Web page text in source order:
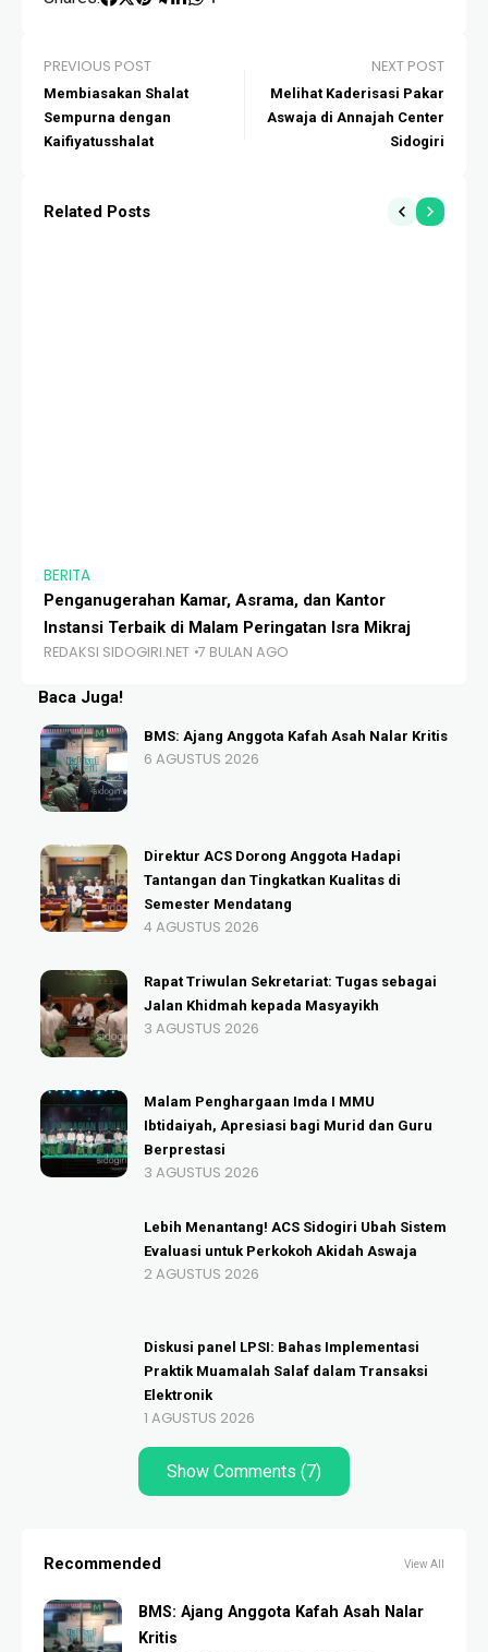
PREVIOUS POST
Membiasakan Shalat
Sempurna dengan
Kaifiyatusshalat
NEXT POST
Melihat Kaderisasi Pakar
Aswaja di Annajah Center
Sidogiri
Related Posts
BERITA
Penganugerahan Kamar, Asrama, dan Kantor
Instansi Terbaik di Malam Peringatan Isra Mikraj
REDAKSI SIDOGIRI.NET 7 BULAN AGO
Baca Juga!
BMS: Ajang Anggota Kafah Asah Nalar Kritis
6 AGUSTUS 2026
Direktur ACS Dorong Anggota Hadapi
Tantangan dan Tingkatkan Kualitas di
Semester Mendatang
4 AGUSTUS 2026
Rapat Triwulan Sekretariat: Tugas sebagai
Jalan Khidmah kepada Masyayikh
3 AGUSTUS 2026
Malam Penghargaan Imda I MMU
Ibtidaiyah, Apresiasi bagi Murid dan Guru
Berprestasi
3 AGUSTUS 2026
Lebih Menantang! ACS Sidogiri Ubah Sistem
Evaluasi untuk Perkokoh Akidah Aswaja
2 AGUSTUS 2026
Diskusi panel LPSI: Bahas Implementasi
Praktik Muamalah Salaf dalam Transaksi
Elektronik
1 AGUSTUS 2026
Show Comments (7)
Recommended View All
BMS: Ajang Anggota Kafah Asah Nalar
Kritis